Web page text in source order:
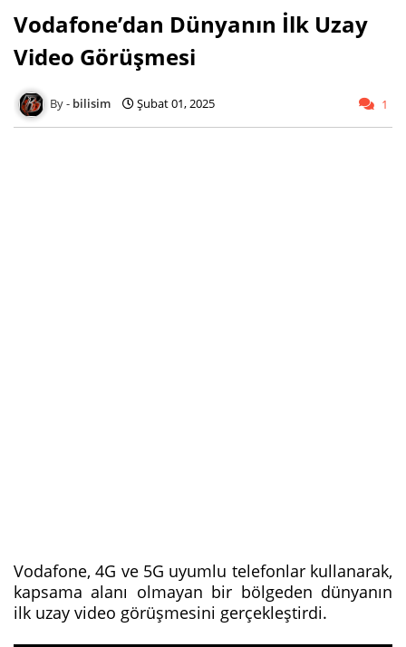
Vodafone’dan Dünyanın İlk Uzay
Video Görüşmesi
bilisim Şubat 01, 2025 1
Vodafone, 4G ve 5G uyumlu telefonlar kullanarak,
kapsama alanı olmayan bir bölgeden dünyanın
ilk uzay video görüşmesini gerçekleştirdi.